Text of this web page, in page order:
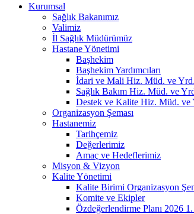
Kurumsal
Sağlık Bakanımız
Valimiz
İl Sağlık Müdürümüz
Hastane Yönetimi
Başhekim
Başhekim Yardımcıları
İdari ve Mali Hiz. Müd. ve Yrd.
Sağlık Bakım Hiz. Müd. ve
Destek ve Kalite Hiz. Müd. ve
Organizasyon Şeması
Hastanemiz
Tarihçemiz
Değerlerimiz
Amaç ve Hedeflerimiz
Misyon & Vizyon
Kalite Yönetimi
Kalite Birimi Organizasyon
Komite ve Ekipler
Özdeğerlendirme Planı 2026